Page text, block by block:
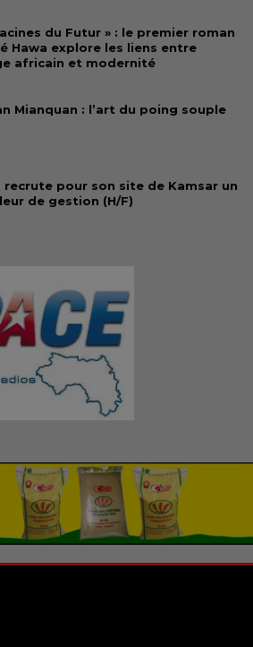
du Futur » : le premier roman
Hawa explore les liens entre
africain et modernité
Mianquan : l’art du poing souple
recrute pour son site de Kamsar un
de gestion (H/F)